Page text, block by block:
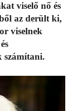
viselő nő és
az derült ki,
viselnek
számítani.